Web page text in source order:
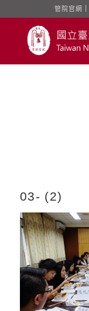
管院官網
03- (2)